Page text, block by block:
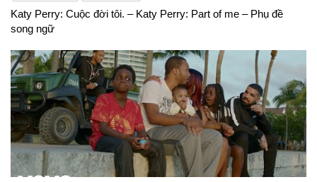
Katy Perry: Cuộc đời tôi. – Katy Perry: Part of me – Phụ đề
song ngữ